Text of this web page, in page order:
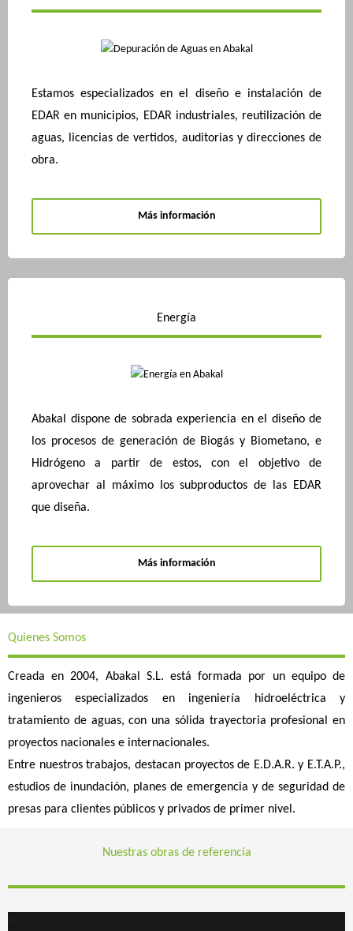
Estamos especializados en el diseño e instalación de
EDAR en municipios, EDAR industriales, reutilización de
aguas, licencias de vertidos, auditorias y direcciones de
obra.
Más información
Energía
Abakal dispone de sobrada experiencia en el diseño de
los procesos de generación de Biogás y Biometano, e
Hidrógeno a partir de estos, con el objetivo de
aprovechar al máximo los subproductos de las EDAR
que diseña.
Más información
Quienes Somos
Creada en 2004, Abakal S.L. está formada por un equipo de
ingenieros especializados en ingeniería hidroeléctrica y
tratamiento de aguas, con una sólida trayectoria profesional en
proyectos nacionales e internacionales.
Entre nuestros trabajos, destacan proyectos de E.D.A.R. y E.T.A.P.,
estudios de inundación, planes de emergencia y de seguridad de
presas para clientes públicos y privados de primer nivel.
Nuestras obras de referencia